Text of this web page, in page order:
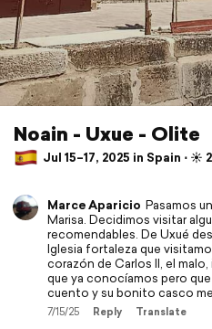
Noain - Uxue - Olite
Jul 15–17, 2025 in Spain ⋅ ☀️
Marce Aparicio Pasamos
Marisa. Decidimos visitar
recomendables. De Uxué
Iglesia fortaleza que
corazón de Carlos II, el
que ya conocíamos pero
cuento y su bonito casco
7/15/25 Reply Translate